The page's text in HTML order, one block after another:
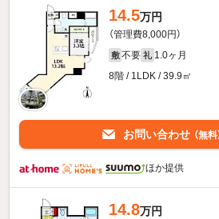
14.5万円
（管理費8,000円）
敷 不要 礼 1.0ヶ月
8階 / 1LDK / 39.9㎡
お問い合わせ （無料
ほか提供
14.8万円